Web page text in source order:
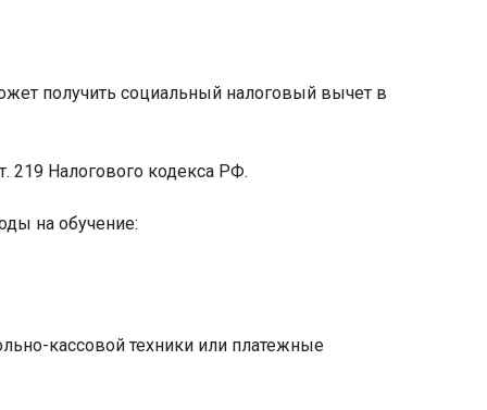
получить социальный налоговый вычет в
219 Налогового кодекса РФ.
на обучение:
кассовой техники или платежные